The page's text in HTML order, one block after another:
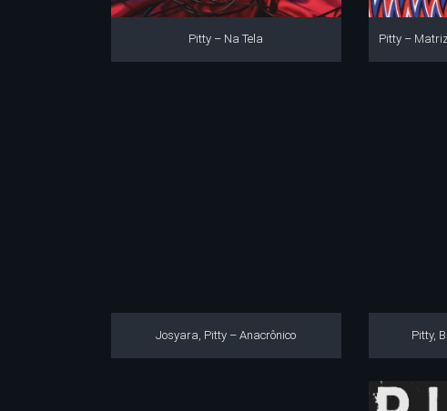
Pitty – Na Tela Pitty –
Josyara, Pitty – Anacrônico Pitty,